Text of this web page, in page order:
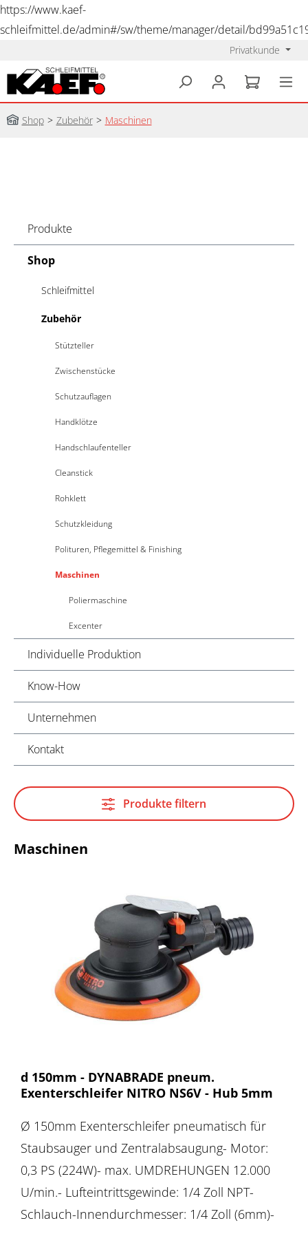
https://www.kaef-
schleifmittel.de/admin#/sw/theme/manager/detail/
Privatkunde
Shop > Zubehör > Maschinen
Produkte
Shop
Schleifmittel
Zubehör
Stützteller
Zwischenstücke
Schutzauflagen
Handklötze
Handschlaufenteller
Cleanstick
Rohklett
Schutzkleidung
Polituren, Pflegemittel & Finishing
Maschinen
Poliermaschine
Excenter
Individuelle Produktion
Know-How
Unternehmen
Kontakt
Produkte filtern
Maschinen
d 150mm - DYNABRADE pneum.
Exenterschleifer NITRO NS6V - Hub 5mm
Ø 150mm Exenterschleifer pneumatisch für
Staubsauger und Zentralabsaugung- Motor:
0,3 PS (224W)- max. UMDREHUNGEN 12.000
U/min.- Lufteintrittsgewinde: 1/4 Zoll NPT-
Schlauch-Innendurchmesser: 1/4 Zoll (6mm)-